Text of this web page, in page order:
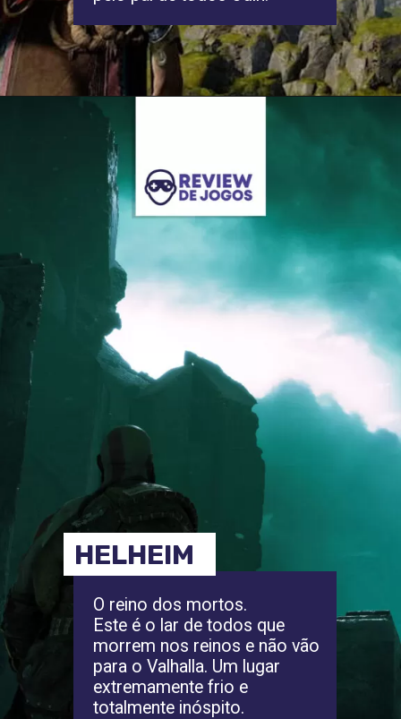
O reino dos mortos.
Este é o lar de todos que
morrem nos reinos e não vão
para o Valhalla. Um lugar
extremamente frio e
totalmente inóspito.
HELHEIM